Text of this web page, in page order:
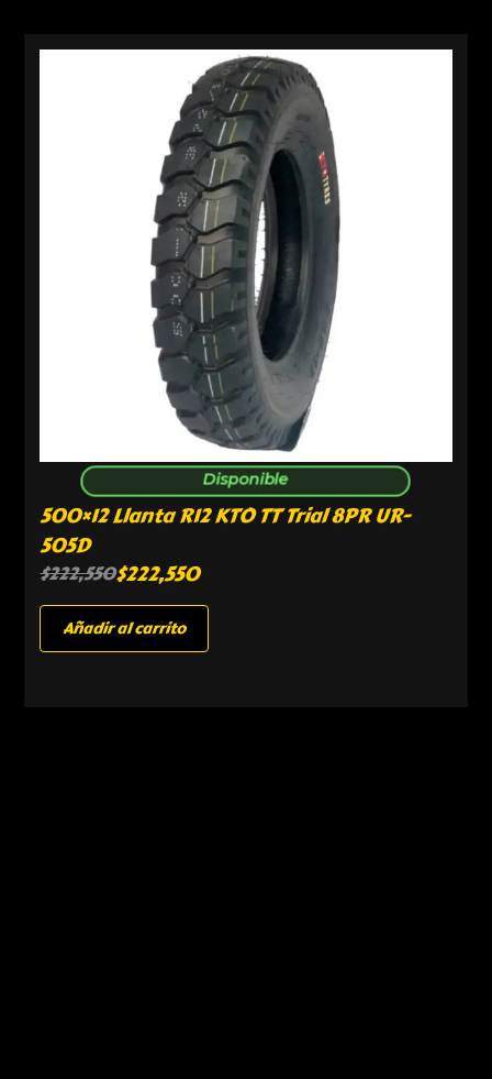
Disponible
500×12 Llanta R12 KTO TT Trial 8PR UR-
505D
$222,550$222,550
Añadir al carrito